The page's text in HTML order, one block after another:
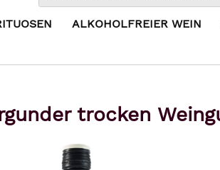
ALKOHOLFREIER WEIN
trocken